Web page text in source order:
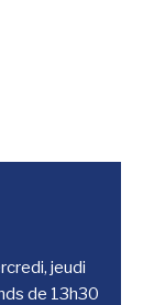
jeudi
de 13h30